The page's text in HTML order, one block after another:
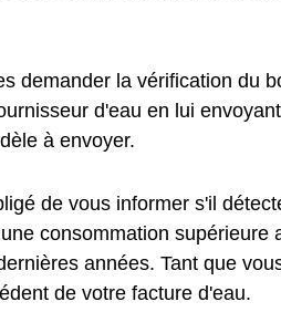
demander la vérification du
d'eau en lui
à envoyer.
de vous informer s'il
consommation supérieure
années. Tant que
de votre facture d'eau.